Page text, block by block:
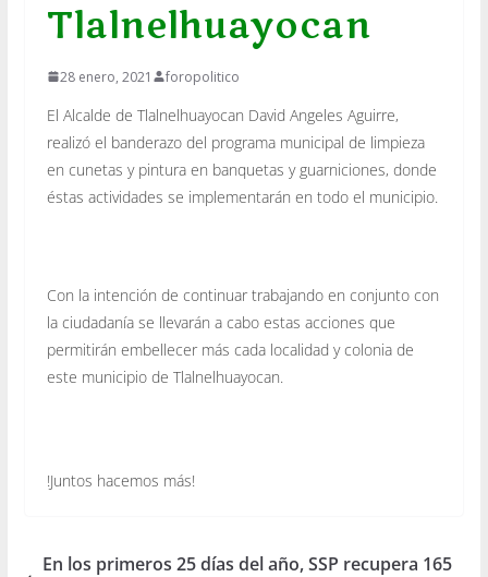
Tlalnelhuayocan
28 enero, 2021 foropolitico
El Alcalde de Tlalnelhuayocan David Angeles Aguirre,
realizó el banderazo del programa municipal de limpieza
en cunetas y pintura en banquetas y guarniciones, donde
éstas actividades se implementarán en todo el municipio.
Con la intención de continuar trabajando en conjunto con
la ciudadanía se llevarán a cabo estas acciones que
permitirán embellecer más cada localidad y colonia de
este municipio de Tlalnelhuayocan.
!Juntos hacemos más!
En los primeros 25 días del año, SSP recupera 165